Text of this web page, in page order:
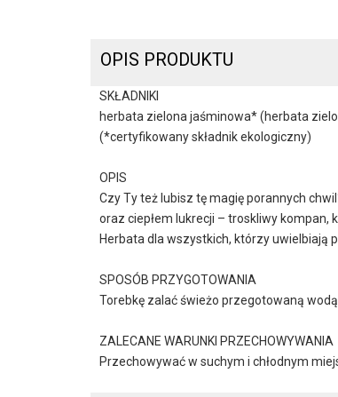
OPIS PRODUKTU
SKŁADNIKI
herbata zielona jaśminowa* (herbata
(*certyfikowany składnik ekologiczny)
OPIS
Czy Ty też lubisz tę magię porannych
oraz ciepłem lukrecji – troskliwy kompan,
Herbata dla wszystkich, którzy uwielbiają
SPOSÓB PRZYGOTOWANIA
Torebkę zalać świeżo przegotowaną
ZALECANE WARUNKI PRZECHOWYWANIA
Przechowywać w suchym i chłodnym